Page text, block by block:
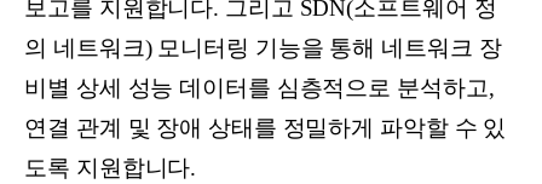
보고를 지원합니다. 그리고 SDN(소프트웨어 정
의 네트워크) 모니터링 기능을 통해 네트워크 장
비별 상세 성능 데이터를 심층적으로 분석하고,
연결 관계 및 장애 상태를 정밀하게 파악할 수 있
도록 지원합니다.